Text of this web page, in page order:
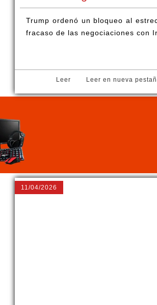
Trump ordenó un bloqueo al
fracaso de las negociaciones con
Leer Leer en nueva
11/04/2026